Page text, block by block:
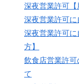
深夜営業許可【
深夜営業許可に
深夜営業許可に
方】
飲食店営業許
て